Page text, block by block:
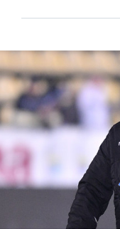
|